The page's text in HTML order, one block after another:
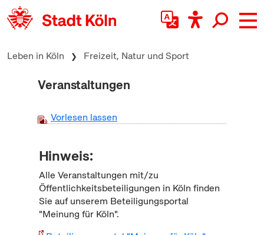
zum Inhalt springen
Leben in Köln Freizeit, Natur und Sport
Veranstaltungen
Vorlesen lassen
Hinweis:
Alle Veranstaltungen mit/zu
Öffentlichkeitsbeteiligungen in Köln finden
Sie auf unserem Beteiligungsportal
"Meinung für Köln".